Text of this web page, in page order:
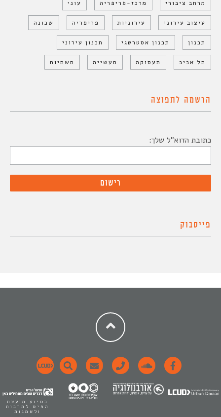
מרחב ציבורי מרכז-פריפריה עוני
עיצוב עירוני עירוניות פריפריה שכונה
תכנון תכנון אסטרטגי תכנון עירוני
תל אביב תעסוקה תעשייה תשתיות
הרשמה לתפוצה
כתובת הדוא"ל שלך:
פייסבוק
בסיוע מועצת
הפיס לתרבות
ולאמנות